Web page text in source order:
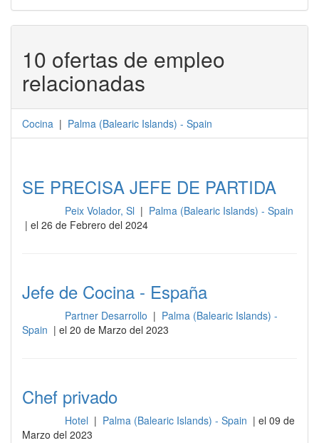
10 ofertas de empleo
relacionadas
Cocina | Palma (Balearic Islands) - Spain
SE PRECISA JEFE DE PARTIDA
Peix Volador, Sl | Palma (Balearic Islands) - Spain
| el 26 de Febrero del 2024
Jefe de Cocina - España
Partner Desarrollo | Palma (Balearic Islands) -
Spain | el 20 de Marzo del 2023
Chef privado
Hotel | Palma (Balearic Islands) - Spain | el 09 de
Marzo del 2023